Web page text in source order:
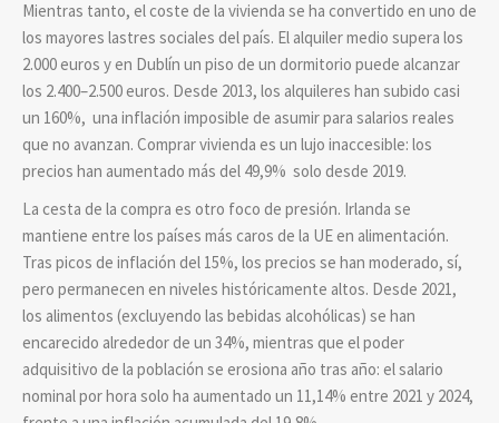
Mientras tanto, el coste de la vivienda se ha convertido en uno de
los mayores lastres sociales del país. El alquiler medio supera los
2.000 euros y en Dublín un piso de un dormitorio puede alcanzar
los 2.400–2.500 euros. Desde 2013, los alquileres han subido casi
un 160%, una inflación imposible de asumir para salarios reales
que no avanzan. Comprar vivienda es un lujo inaccesible: los
precios han aumentado más del 49,9% solo desde 2019.
La cesta de la compra es otro foco de presión. Irlanda se
mantiene entre los países más caros de la UE en alimentación.
Tras picos de inflación del 15%, los precios se han moderado, sí,
pero permanecen en niveles históricamente altos. Desde 2021,
los alimentos (excluyendo las bebidas alcohólicas) se han
encarecido alrededor de un 34%, mientras que el poder
adquisitivo de la población se erosiona año tras año: el salario
nominal por hora solo ha aumentado un 11,14% entre 2021 y 2024,